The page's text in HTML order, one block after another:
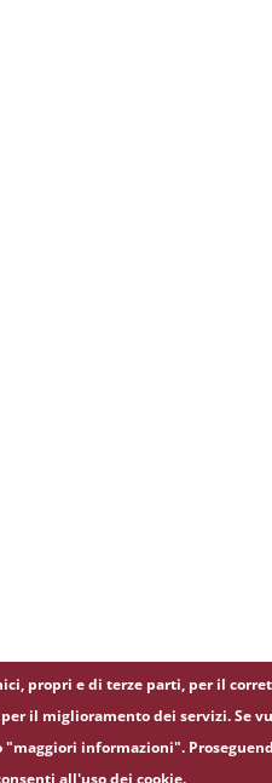
propri e di terze parti, per il
il miglioramento dei servizi. Se
"maggiori informazioni".
all'uso dei cookie.